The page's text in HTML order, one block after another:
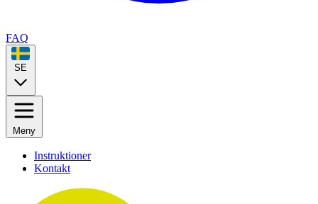
FAQ
SE
Meny
Instruktioner
Kontakt